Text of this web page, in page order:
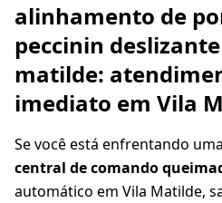
alinhamento de
peccinin
matilde:
imediato em Vila
Se você está enfrentando
central de comando
automático em Vila Matilde,